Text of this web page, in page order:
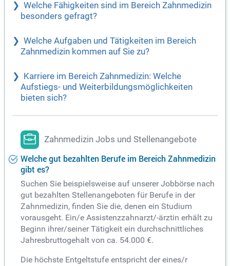
Welche Fähigkeiten sind im Bereich Zahnmedizin
besonders gefragt?
Welche Aufgaben und Tätigkeiten im Bereich
Zahnmedizin kommen auf Sie zu?
Karriere im Bereich Zahnmedizin: Welche
Aufstiegs- und Weiterbildungsmöglichkeiten
bieten sich?
Zahnmedizin Jobs und Stellenangebote
Welche gut bezahlten Berufe im Bereich Zahnmedizin
gibt es?
Suchen Sie beispielsweise auf unserer Jobbörse nach
gut bezahlten Stellenangeboten für Berufe in der
Zahnmedizin, finden Sie die, denen ein Studium
vorausgeht. Ein/e Assistenzzahnarzt/-ärztin erhält zu
Beginn ihrer/seiner Tätigkeit ein durchschnittliches
Jahresbruttogehalt von ca. 54.000 €.
Die höchste Entgeltstufe entspricht der eines/r